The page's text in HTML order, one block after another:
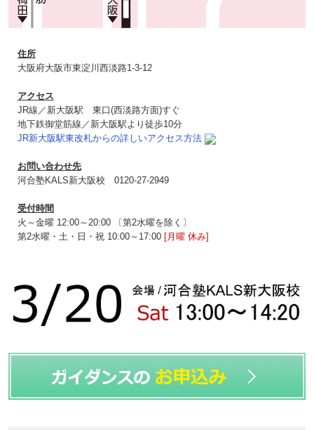
住所
大阪府大阪市東淀川西淡路1‐3‐12
アクセス
JR線／新大阪駅 東口(西淡路方面)すぐ
地下鉄御堂筋線／新大阪駅より徒歩10分
JR新大阪駅東改札からの詳しいアクセス方法
お問い合わせ先
河合塾KALS新大阪校 0120‐27‐2949
受付時間
火～金曜 12:00～20:00 〔第2水曜を除く〕
第2水曜・土・日・祝 10:00～17:00 [月曜 休み]